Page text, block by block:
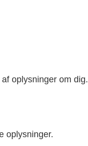
oplysninger om dig.
oplysninger.